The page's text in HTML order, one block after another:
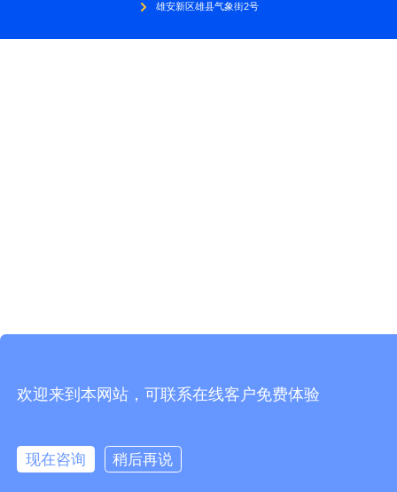
雄安新区雄县气象街2号
欢迎来到本网站，可联系在线客户免费体验
现在咨询
稍后再说